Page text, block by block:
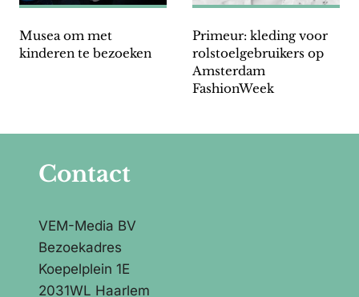
Musea om met
kinderen te bezoeken
Primeur: kleding voor
rolstoelgebruikers op
Amsterdam
FashionWeek
Contact
VEM-Media BV
Bezoekadres
Koepelplein 1E
2031WL Haarlem